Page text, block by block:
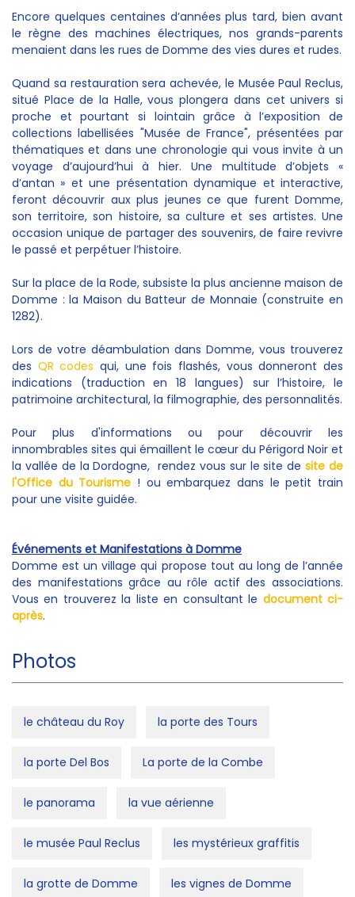
Encore quelques centaines d’années plus tard, bien avant
le règne des machines électriques, nos grands-parents
menaient dans les rues de Domme des vies dures et rudes.
Quand sa restauration sera achevée, le Musée Paul Reclus,
situé Place de la Halle, vous plongera dans cet univers si
proche et pourtant si lointain grâce à l’exposition de
collections labellisées "Musée de France", présentées par
thématiques et dans une chronologie qui vous invite à un
voyage d’aujourd’hui à hier. Une multitude d’objets «
d’antan » et une présentation dynamique et interactive,
feront découvrir aux plus jeunes ce que furent Domme,
son territoire, son histoire, sa culture et ses artistes. Une
occasion unique de partager des souvenirs, de faire revivre
le passé et perpétuer l’histoire.
Sur la place de la Rode, subsiste la plus ancienne maison de
Domme : la Maison du Batteur de Monnaie (construite en
1282).
Lors de votre déambulation dans Domme, vous trouverez
des QR codesqui, une fois flashés, vous donneront des
indications (traduction en 18 langues) sur l’histoire, le
patrimoine architectural, la filmographie, des personnalités.
Pour plus d'informations ou pour découvrir les
innombrables sites qui émaillent le cœur du Périgord Noir et
la vallée de la Dordogne, rendez vous sur le site desite de
l'Office du Tourisme ! ou embarquez dans le petit train
pour une visite guidée.
Événements et Manifestations à Domme
Domme est un village qui propose tout au long de l’année
des manifestations grâce au rôle actif des associations.
Vous en trouverez la liste en consultant le document ci-
après.
Photos
le château du Roy la porte des Tours
la porte Del Bos La porte de la Combe
le panorama la vue aérienne
le musée Paul Reclus les mystérieux graffitis
la grotte de Domme les vignes de Domme